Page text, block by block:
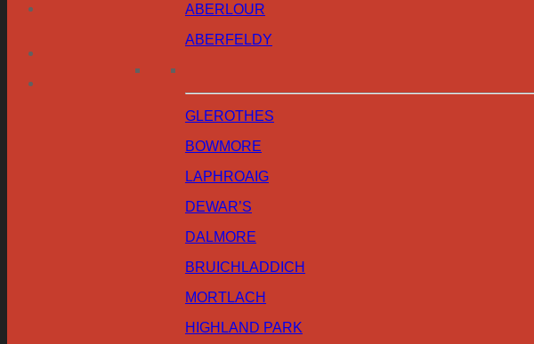
ABERLOUR
ABERFELDY
GLEROTHES
BOWMORE
LAPHROAIG
DEWAR’S
DALMORE
BRUICHLADDICH
MORTLACH
HIGHLAND PARK